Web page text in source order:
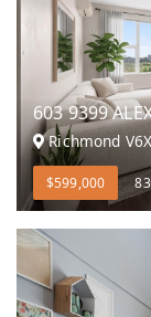
603 9399
Richmond
$599,000